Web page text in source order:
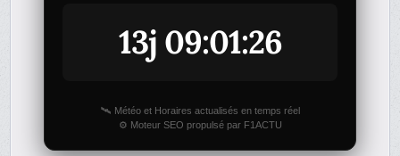
13j 09:01:26
🛰️ Météo et Horaires actualisés en temps réel
⚙️ Moteur SEO propulsé par F1ACTU